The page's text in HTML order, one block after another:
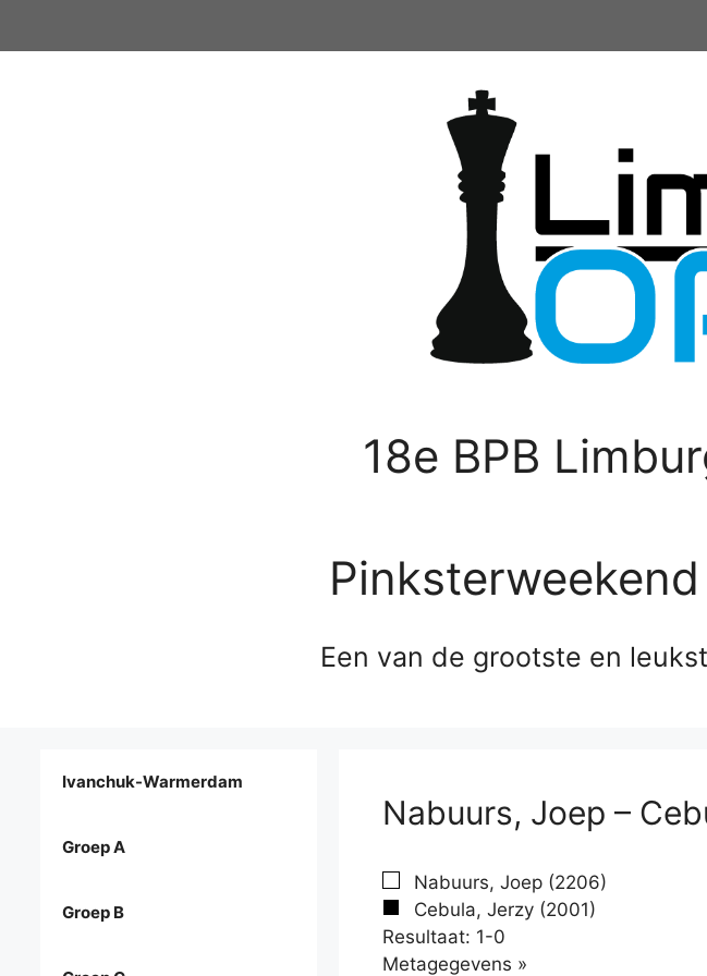
18e BPB
Een van de grootste en
Nabuurs, Joep –
Nabuurs, Joep (2206)
Cebula, Jerzy (2001)
Resultaat: 1-0
Metagegevens »
Ivanchuk-Warmerdam
Groep A
Groep B